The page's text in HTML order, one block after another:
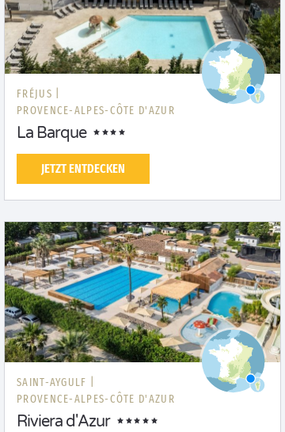
FRÉJUS |
PROVENCE-ALPES-CÔTE D'AZUR
La Barque
JETZT ENTDECKEN
SAINT-AYGULF |
PROVENCE-ALPES-CÔTE D'AZUR
Riviera d'Azur